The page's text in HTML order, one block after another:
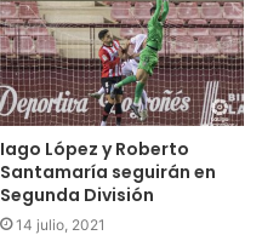
Iago López y Roberto
Santamaría seguirán en
Segunda División
14 julio, 2021